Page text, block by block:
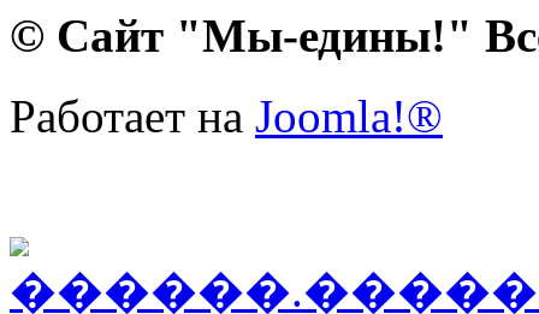
© Сайт "Мы-едины!"
Работает на Joomla!®